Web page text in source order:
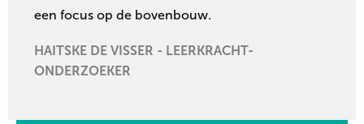
een focus op de bovenbouw.
HAITSKE DE VISSER - LEERKRACHT-
ONDERZOEKER